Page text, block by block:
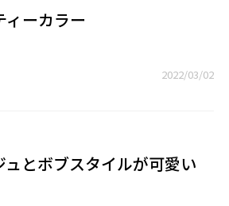
ーカラー
2022/03/02
とボブスタイルが可愛い